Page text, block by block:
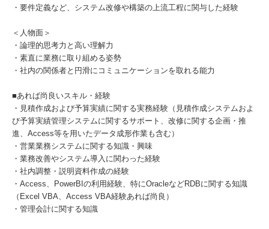
・要件定義など、システム改修や構築の上流工程に関与した経験
＜人物面＞
・論理的思考力と高い理解力
・素直に業務に取り組める姿勢
・社内の関係者と円滑にコミュニケーションを取れる能力
■あれば尚良いスキル・経験
・見積作成および予算実績に関する実務経験（見積作成システムおよ
び予算実績管理システムに関するサポート、改修に関する企画・推
進、Access等を用いたデータ成形作業も含む）
・営業業務システムに関する知識・興味
・業務改善やシステム導入に関わった経験
・社内調整・説明資料作成の経験
・Access、PowerBIの利用経験、特にOracleなどRDBに関する知識
（Excel VBA、Access VBA経験あれば尚良）
・管理会計に関する知識